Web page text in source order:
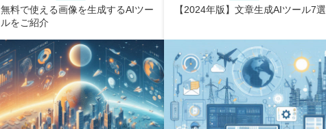
無料で使える画像を生成するAIツー
ルをご紹介
【2024年版】文章生成AIツール7選